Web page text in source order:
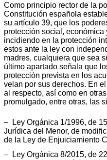
Como principio rector de la
Constitución española
su artículo 39, que los
protección social,
incidiendo en la protección
estos ante la ley con
madres, cualquiera que sea
último apartado señala que
protección prevista en los
velan por sus derechos. En
al respecto, así como en
promulgado, entre otras, las
– Ley Orgánica 1/1996, de
Jurídica del Menor, de
de la Ley de Enjuiciamiento
– Ley Orgánica 8/2015, de